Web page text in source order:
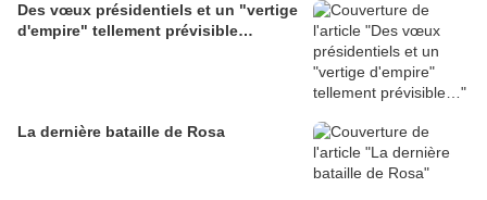
Des vœux présidentiels et un "vertige
d'empire" tellement prévisible…
La dernière bataille de Rosa